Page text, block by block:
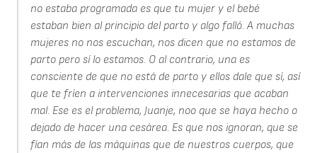
no estaba programada es que tu mujer y el bebé
estaban bien al principio del parto y algo falló. A muchas
mujeres no nos escuchan, nos dicen que no estamos de
parto pero sí lo estamos. O al contrario, una es
consciente de que no está de parto y ellos dale que sí, así
que te fríen a intervenciones innecesarias que acaban
mal. Ese es el problema, Juanje, noo que se haya hecho o
dejado de hacer una cesárea. Es que nos ignoran, que se
fían más de las máquinas que de nuestros cuerpos, que